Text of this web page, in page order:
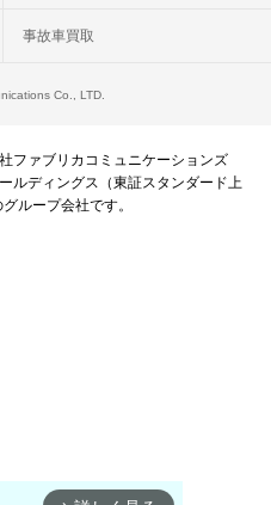
事故車買取
Co., LTD.
ファブリカコミュニケーションズ
ルディングス（東証スタンダード上
ループ会社です。